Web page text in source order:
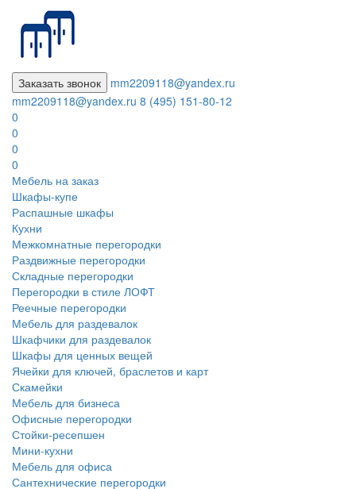
Заказать звонок
mm2209118@yandex.ru
mm2209118@yandex.ru 8 (495) 151-80-12
0
0
0
0
Мебель на заказ
Шкафы-купе
Распашные шкафы
Кухни
Межкомнатные перегородки
Раздвижные перегородки
Складные перегородки
Перегородки в стиле ЛОФТ
Реечные перегородки
Мебель для раздевалок
Шкафчики для раздевалок
Шкафы для ценных вещей
Ячейки для ключей, браслетов и карт
Скамейки
Мебель для бизнеса
Офисные перегородки
Стойки-ресепшен
Мини-кухни
Мебель для офиса
Сантехнические перегородки